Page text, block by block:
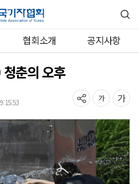
협회소개 공지사항
춘의 오후